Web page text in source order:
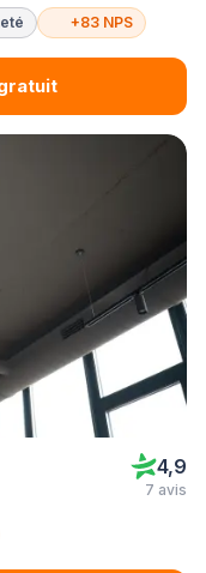
+83 NPS
4,9
7 avis